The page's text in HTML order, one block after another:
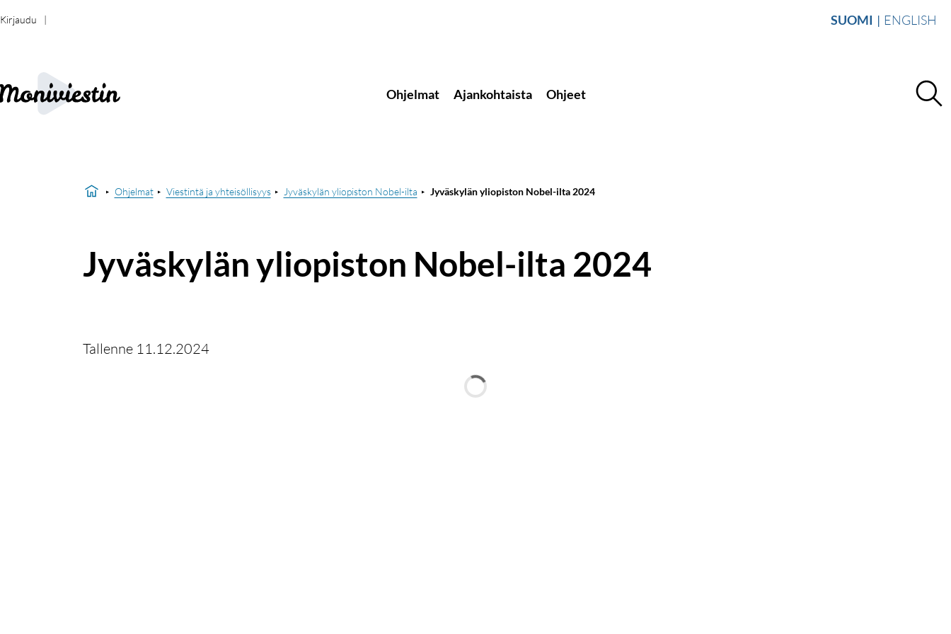
SUOMI ENGLISH
Kirjaudu
Ohjelmat Ajankohtaista Ohjeet
Ohjelmat Viestintä ja yhteisöllisyys Jyväskylän yliopiston Nobel-ilta Jyväskylän yliopiston Nobel-ilta 2024
Jyväskylän yliopiston Nobel-ilta 2024
Tallenne 11.12.2024